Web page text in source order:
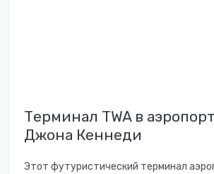
Терминал TWA в
Джона Кеннеди
Этот футуристический терминал